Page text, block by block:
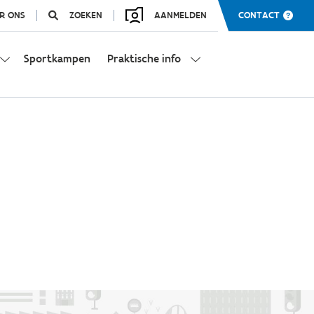
ONS ZOEKEN AANMELDEN CONTACT
Sportkampen Praktische info